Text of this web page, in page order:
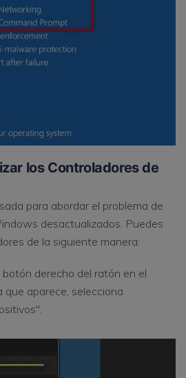
los Controladores de
para abordar el problema de
desactualizados. Puedes
de la siguiente manera:
botón derecho del ratón en el
que aparece, selecciona